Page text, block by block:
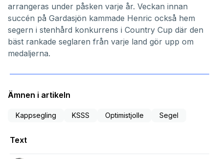
arrangeras under påsken varje år. Veckan innan
succén på Gardasjön kammade Henric också hem
segern i stenhård konkurrens i Country Cup där den
bäst rankade seglaren från varje land gör upp om
medaljerna.
Ämnen i artikeln
Kappsegling KSSS Optimistjolle Segel
Text